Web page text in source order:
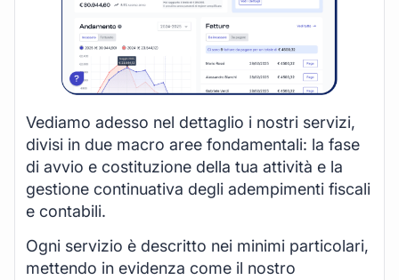
Vediamo adesso nel dettaglio i nostri servizi,
divisi in due macro aree fondamentali: la fase
di avvio e costituzione della tua attività e la
gestione continuativa degli adempimenti fiscali
e contabili.
Ogni servizio è descritto nei minimi particolari,
mettendo in evidenza come il nostro